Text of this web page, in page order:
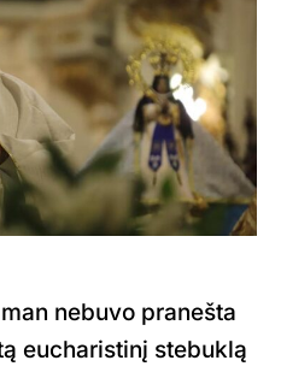
nebuvo pranešta
eucharistinį stebuklą